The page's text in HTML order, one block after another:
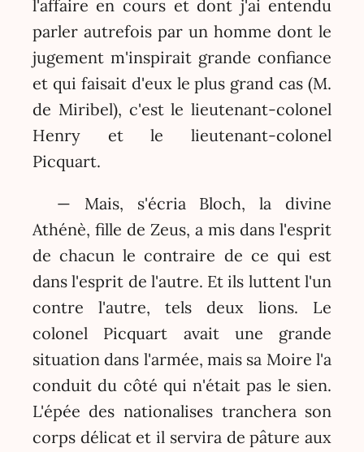
l'affaire en cours et dont j'ai entendu
parler autrefois par un homme dont le
jugement m'inspirait grande confiance
et qui faisait d'eux le plus grand cas (M.
de Miribel), c'est le lieutenant-colonel
Henry et le lieutenant-colonel
Picquart.
— Mais, s'écria Bloch, la divine
Athénè, fille de Zeus, a mis dans l'esprit
de chacun le contraire de ce qui est
dans l'esprit de l'autre. Et ils luttent l'un
contre l'autre, tels deux lions. Le
colonel Picquart avait une grande
situation dans l'armée, mais sa Moire l'a
conduit du côté qui n'était pas le sien.
L'épée des nationalises tranchera son
corps délicat et il servira de pâture aux